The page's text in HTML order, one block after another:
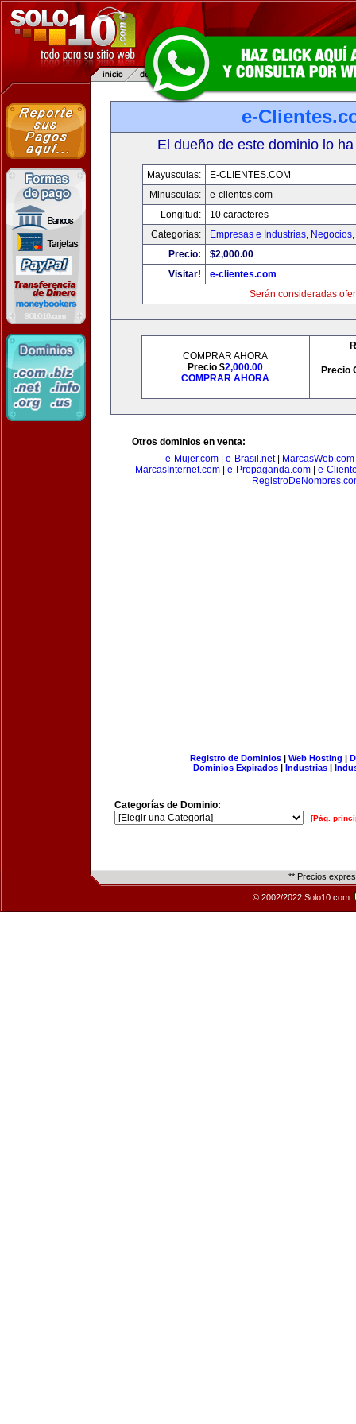
e-
El dueño de este dominio lo
Mayusculas:
E-CLIENTES.COM
Minusculas:
e-clientes.com
Longitud:
10 caracteres
Categorias:
Empresas e Industrias, Negocios,
Precio:
$2,000.00
Visitar!
e-clientes.com
Serán consideradas
COMPRAR AHORA
Precio $2,000.00
COMPRAR AHORA
Precio
Otros dominios en venta:
e-Mujer.com| e-Brasil.net| MarcasWeb.com
MarcasInternet.com| e-Propaganda.com| e-
Registro de Dominios| Web Hosting |
Dominios Expirados | Industrias |
Categorías de Dominio:
[Pág.
** Precios
© 2002/2022 Solo10.com